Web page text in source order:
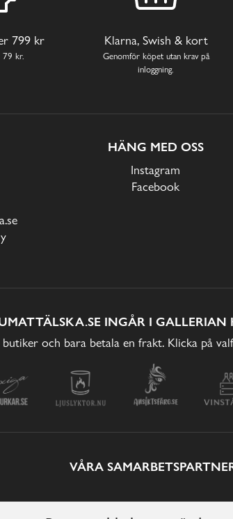
799 kr
79 kr.
Klarna, Swish & kort
Genomför köpet utan krav på
inloggning.
HÄNG MED OSS
Instagram
Facebook
INGÅR I GALLERIAN
och bara betala en frakt. Klicka på
VÅRA